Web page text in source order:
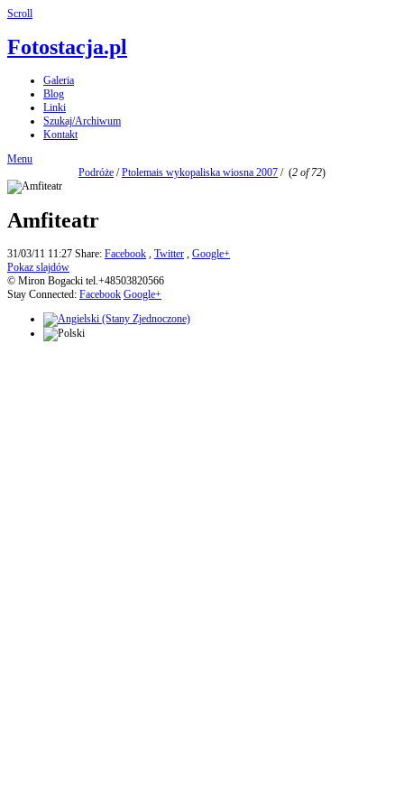
Scroll
Fotostacja.pl
Galeria
Blog
Linki
Szukaj/Archiwum
Kontakt
Menu
Podróże /Ptolemais wykopaliska wiosna 2007 / (2 of 72)
Amfiteatr
31/03/11 11:27 Share: Facebook , Twitter , Google+
Pokaz slajdów
© Miron Bogacki tel.+48503820566
Stay Connected: Facebook Google+